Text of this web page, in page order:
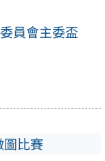
員會主委盃
比賽